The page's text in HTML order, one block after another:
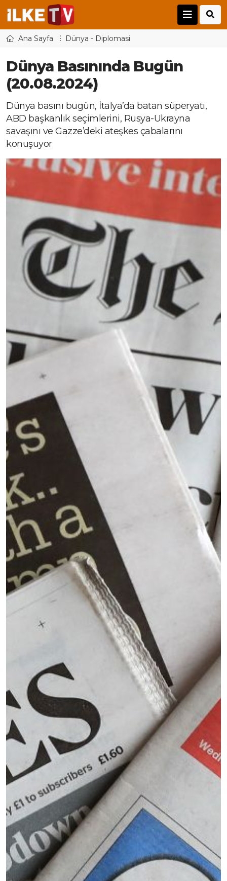
Ana Sayfa Dünya - Diplomasi
Dünya Basınında Bugün
(20.08.2024)
Dünya basını bugün, İtalya’da batan süperyatı,
ABD başkanlık seçimlerini, Rusya-Ukrayna
savaşını ve Gazze’deki ateşkes çabalarını
konuşuyor